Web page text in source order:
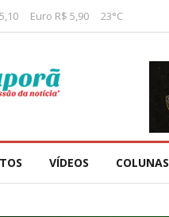
Euro R$ 5,90 23°C
VÍDEOS COLUNAS